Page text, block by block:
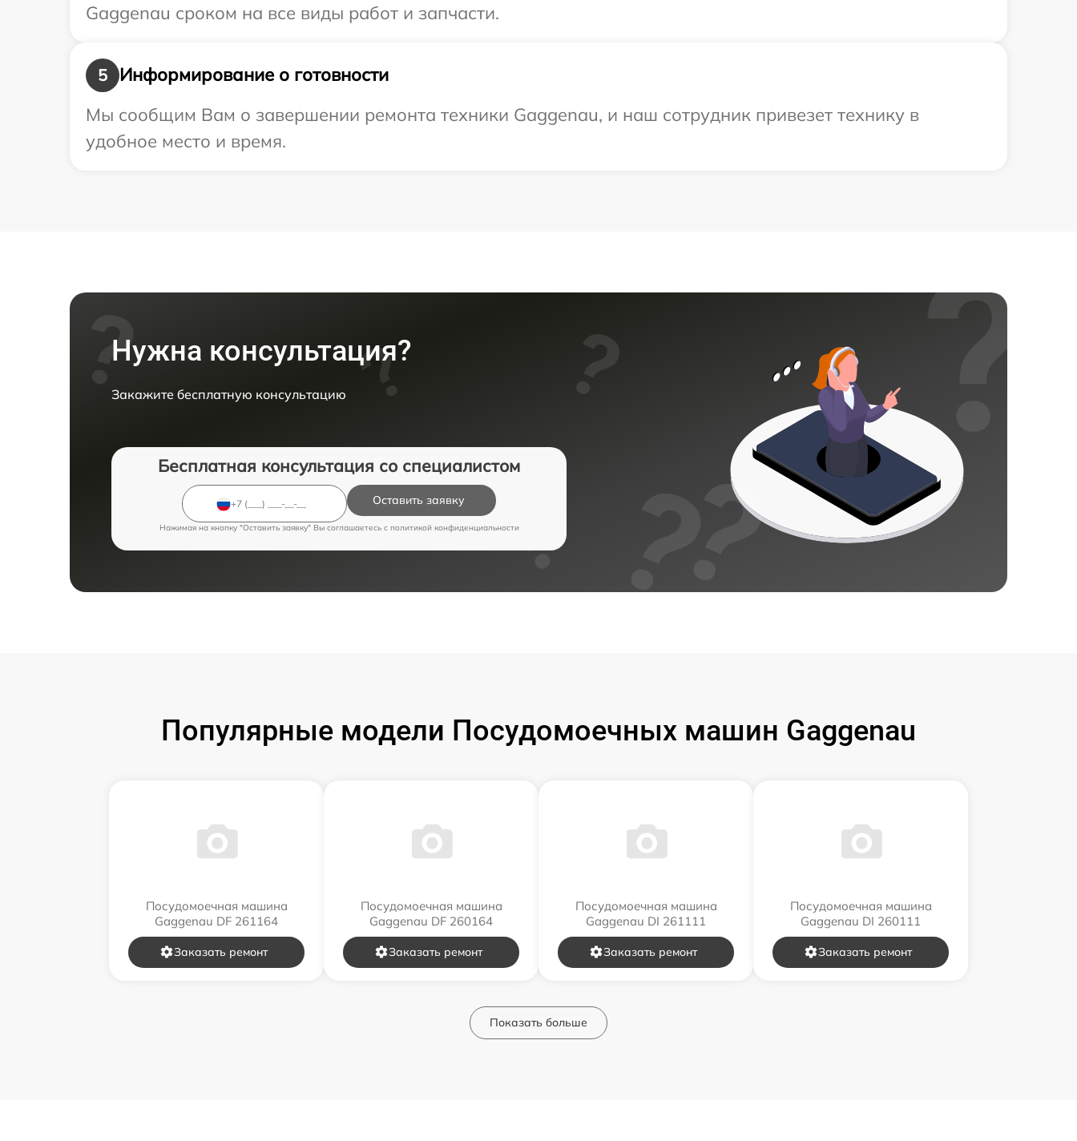
Gaggenau сроком на все виды работ и запчасти.
5
Информирование о готовности
Мы сообщим Вам о завершении ремонта техники Gaggenau, и наш сотрудник привезет технику в
удобное место и время.
Нужна консультация?
Закажите бесплатную консультацию
Бесплатная консультация со специалистом
Оставить заявку
Нажимая на кнопку "Оставить заявку" Вы соглашаетесь c политикой конфиденциальности
Популярные модели Посудомоечных машин Gaggenau
Посудомоечная машина
Gaggenau DF 261164
Заказать ремонт
Посудомоечная машина
Gaggenau DF 260164
Заказать ремонт
Посудомоечная машина
Gaggenau DI 261111
Заказать ремонт
Посудомоечная машина
Gaggenau DI 260111
Заказать ремонт
Показать больше